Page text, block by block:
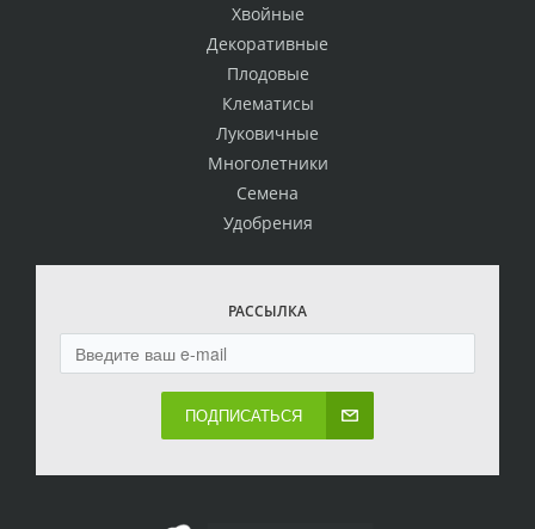
Хвойные
Декоративные
Плодовые
Клематисы
Луковичные
Многолетники
Семена
Удобрения
РАССЫЛКА
ПОДПИСАТЬСЯ